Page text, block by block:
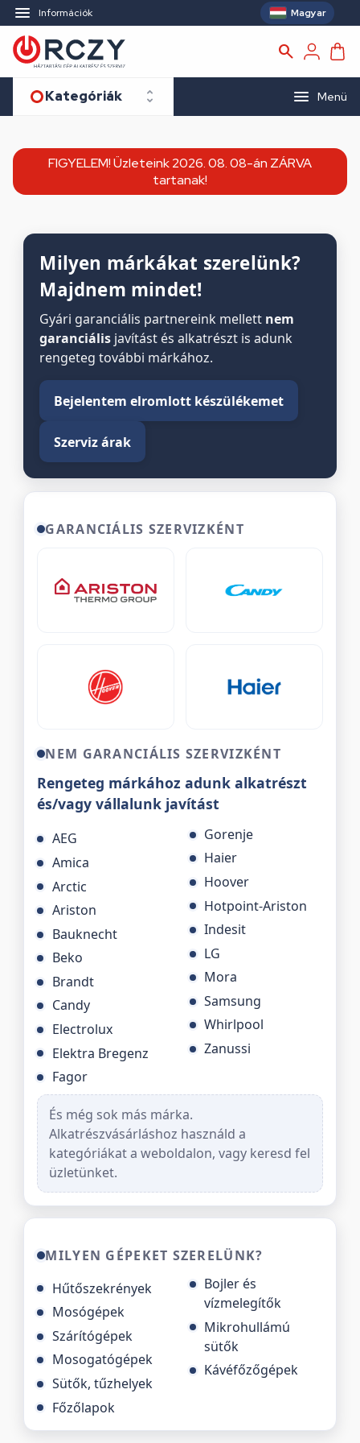
Információk Magyar
Kategóriák Menü
FIGYELEM! Üzleteink 2026. 08. 08-án ZÁRVA
tartanak!